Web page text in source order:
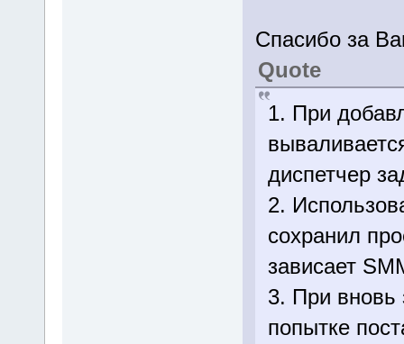
Спасибо за
Quote
1. При
диспетчер
2.
сохранил
зависает
3. При вновь
попытке